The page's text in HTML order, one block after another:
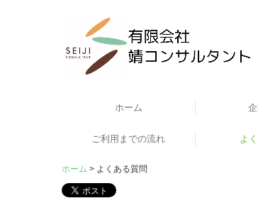
ホーム
ご利用までの流れ よ
ホーム よくある質問